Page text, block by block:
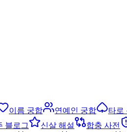
이름 궁합 연예인 궁합 타로
블로그 신살 해설 합충 사전